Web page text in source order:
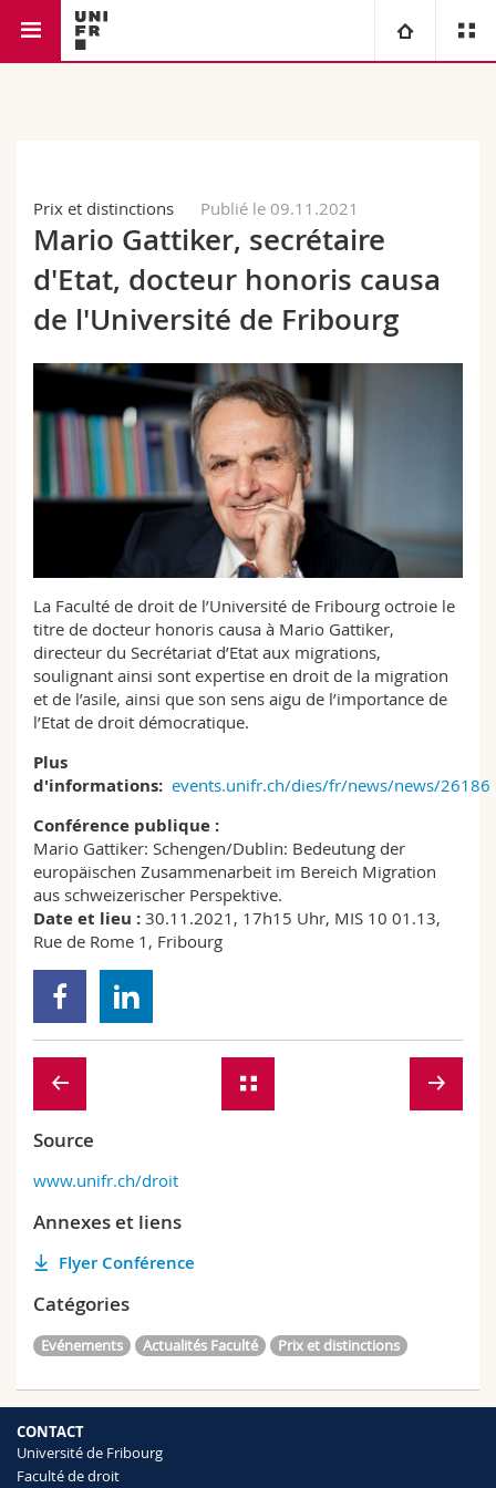
Campus
Recherche
Université
Formation continue
Théologie
Droit
Sciences économiques et sociales et management
Lettres et sciences humaines
Sciences de l'éducation et de la formation
Sciences et médecine
Interfacultaire
Vous êtes
Futurs étudiants
Etudiants
Chercheurs
Collaborateurs
Doctorants
Ressources
Annuaire du personnel
Plan d'accès
Bibliothèques
Programme des cours
MyUnifr
Prix et distinctions Publié le 09.11.2021
Mario Gattiker, secrétaire
d'Etat, docteur honoris causa
de l'Université de Fribourg
La Faculté de droit de l’Université de Fribourg octroie le
titre de docteur honoris causa à Mario Gattiker,
directeur du Secrétariat d’Etat aux migrations,
soulignant ainsi sont expertise en droit de la migration
et de l’asile, ainsi que son sens aigu de l’importance de
l’Etat de droit démocratique.
Plus
d'informations: events.unifr.ch/dies/fr/news/news/26186
Conférence publique :
Mario Gattiker: Schengen/Dublin: Bedeutung der
europäischen Zusammenarbeit im Bereich Migration
aus schweizerischer Perspektive.
Date et lieu : 30.11.2021, 17h15 Uhr, MIS 10 01.13,
Rue de Rome 1, Fribourg
Source
www.unifr.ch/droit
Annexes et liens
Flyer Conférence
Catégories
Evénements Actualités Faculté Prix et distinctions
CONTACT
Université de Fribourg
Faculté de droit